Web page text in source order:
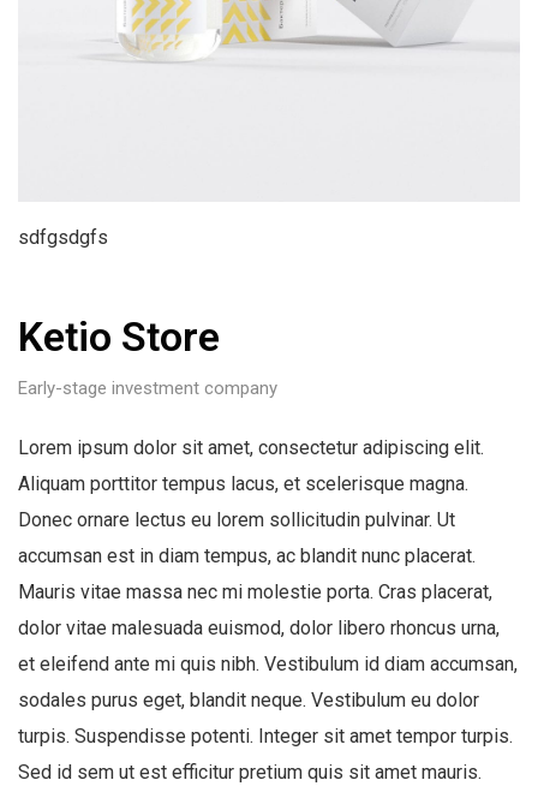
Ketio Store
Early-stage investment company
Lorem ipsum dolor sit amet, consectetur adipiscing elit.
Aliquam porttitor tempus lacus, et scelerisque magna.
Donec ornare lectus eu lorem sollicitudin pulvinar. Ut
accumsan est in diam tempus, ac blandit nunc placerat.
Mauris vitae massa nec mi molestie porta. Cras placerat,
dolor vitae malesuada euismod, dolor libero rhoncus urna,
et eleifend ante mi quis nibh. Vestibulum id diam accumsan,
sodales purus eget, blandit neque. Vestibulum eu dolor
turpis. Suspendisse potenti. Integer sit amet tempor turpis.
Sed id sem ut est efficitur pretium quis sit amet mauris.
sdfgsdgfs